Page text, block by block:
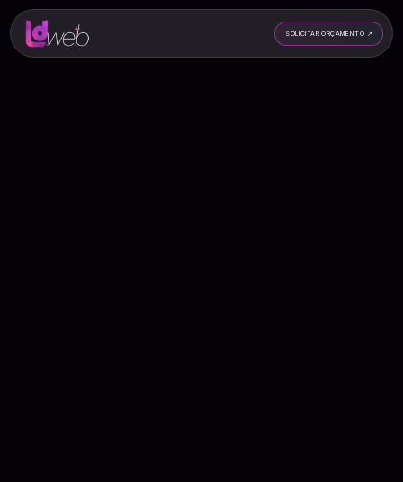
SOLICITAR ORÇAMENTO ↗